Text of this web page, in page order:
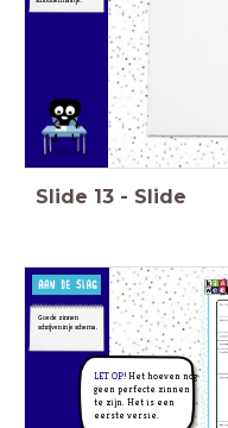
Slide 13 - Slide
Goede zinnen
schrijven in je schema.
LET OP! Het hoeven nog
geen perfecte zinnen
te zijn. Het is een
eerste versie.